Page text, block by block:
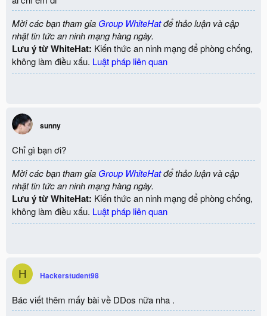
Mời các bạn tham gia Group WhiteHatđể thảo luận và cập
nhật tin tức an ninh mạng hàng ngày.
Lưu ý từ WhiteHat: Kiến thức an ninh mạng để phòng chống,
không làm điều xấu. Luật pháp liên quan
sunny
Chỉ gì bạn ơi?
Mời các bạn tham gia Group WhiteHatđể thảo luận và cập
nhật tin tức an ninh mạng hàng ngày.
Lưu ý từ WhiteHat: Kiến thức an ninh mạng để phòng chống,
không làm điều xấu. Luật pháp liên quan
H Hackerstudent98
Bác viết thêm mấy bài về DDos nữa nha .